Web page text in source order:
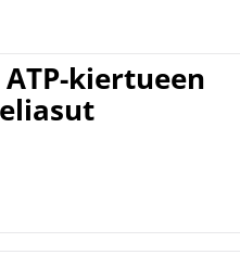
kiertueen